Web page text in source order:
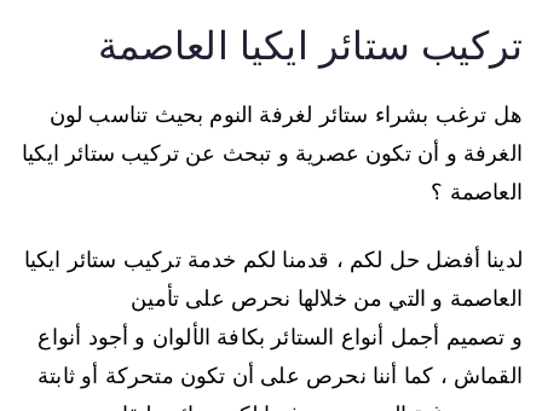
تركيب ستائر ايكيا العاصمة
هل ترغب بشراء ستائر لغرفة النوم بحيث تناسب لون
الغرفة و أن تكون عصرية و تبحث عن تركيب ستائر ايكيا
العاصمة ؟
لدينا أفضل حل لكم ، قدمنا لكم خدمة تركيب ستائر ايكيا
العاصمة و التي من خلالها نحرص على تأمين
و تصميم أجمل أنواع الستائر بكافة الألوان و أجود أنواع
القماش ، كما أننا نحرص على أن تكون متحركة أو ثابتة